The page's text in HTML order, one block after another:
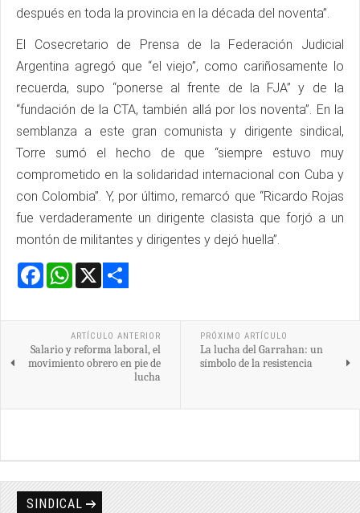
después en toda la provincia en la década del noventa”.
El Cosecretario de Prensa de la Federación Judicial
Argentina agregó que “el viejo”, como cariñosamente lo
recuerda, supo “ponerse al frente de la FJA” y de la
“fundación de la CTA, también allá por los noventa”. En la
semblanza a este gran comunista y dirigente sindical,
Torre sumó el hecho de que “siempre estuvo muy
comprometido en la solidaridad internacional con Cuba y
con Colombia”. Y, por último, remarcó que “Ricardo Rojas
fue verdaderamente un dirigente clasista que forjó a un
montón de militantes y dirigentes y dejó huella”.
Facebook
WhatsApp
ARTÍCULO ANTERIOR
Salario y reforma laboral, el
movimiento obrero en pie de
lucha
PRÓXIMO ARTÍCULO
La lucha del Garrahan: un
símbolo de la resistencia
SINDICAL